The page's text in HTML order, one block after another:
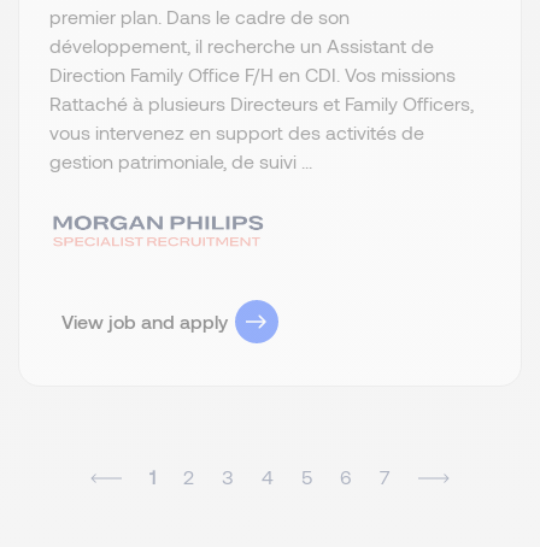
premier plan. Dans le cadre de son
développement, il recherche un Assistant de
Direction Family Office F/H en CDI. Vos missions
Rattaché à plusieurs Directeurs et Family Officers,
vous intervenez en support des activités de
gestion patrimoniale, de suivi ...
View job and apply
1 2 3 4 5 6 7